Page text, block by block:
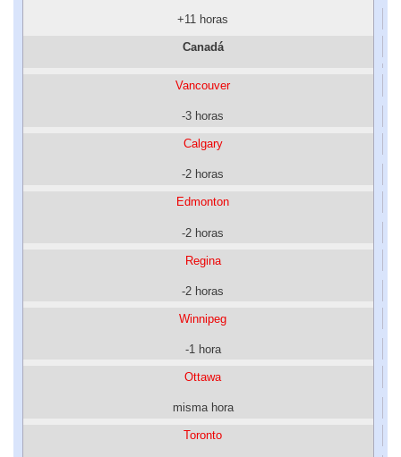
+11 horas
Canadá
Vancouver
-3 horas
Calgary
-2 horas
Edmonton
-2 horas
Regina
-2 horas
Winnipeg
-1 hora
Ottawa
misma hora
Toronto